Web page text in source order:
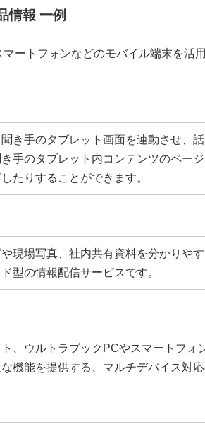
情報 一例
ートフォンなどのモバイル端末を活
き手のタブレット画面を連動させ、
手のタブレット内コンテンツのペー
たりすることができます。
現場写真、社内共有資料を分かりや
型の情報配信サービスです。
、ウルトラブックPCやスマートフォ
機能を提供する、マルチデバイス対応